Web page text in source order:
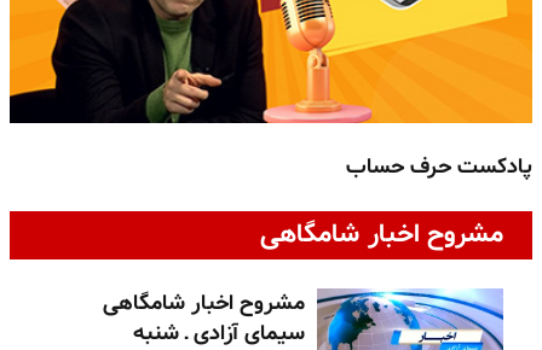
پادکست حرف حساب
مشروح اخبار شامگاهی
مشروح اخبار شامگاهی
سیمای آزادی ـ شنبه